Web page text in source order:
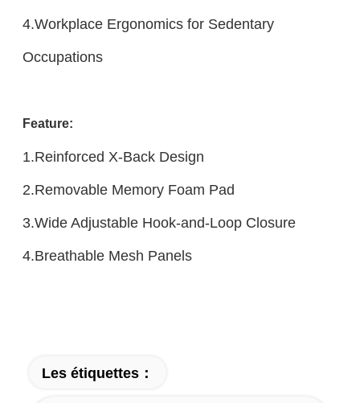
4.Workplace Ergonomics for Sedentary
Occupations
Feature:
1.Reinforced X-Back Design
2.Removable Memory Foam Pad
3.Wide Adjustable Hook-and-Loop Closure
4.Breathable Mesh Panels
Les étiquettes：